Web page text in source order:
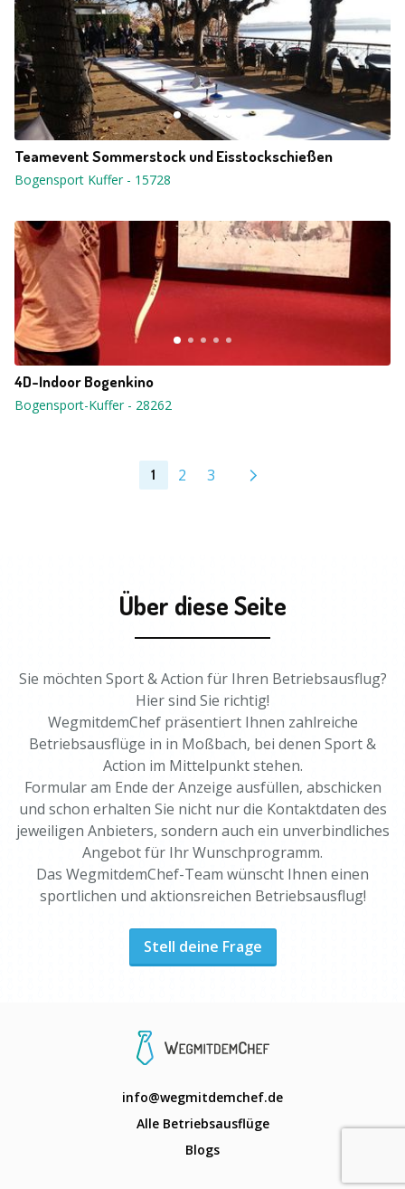
Teamevent Sommerstock und Eisstockschießen
Bogensport Kuffer- 15728
4D-Indoor Bogenkino
Bogensport-Kuffer- 28262
1 2 3
Über diese Seite
Sie möchten Sport & Action für Ihren Betriebsausflug?
Hier sind Sie richtig!
WegmitdemChef präsentiert Ihnen zahlreiche
Betriebsausflüge in in Moßbach, bei denen Sport &
Action im Mittelpunkt stehen.
Formular am Ende der Anzeige ausfüllen, abschicken
und schon erhalten Sie nicht nur die Kontaktdaten des
jeweiligen Anbieters, sondern auch ein unverbindliches
Angebot für Ihr Wunschprogramm.
Das WegmitdemChef-Team wünscht Ihnen einen
sportlichen und aktionsreichen Betriebsausflug!
Stell deine Frage
info@wegmitdemchef.de
Alle Betriebsausflüge
Blogs